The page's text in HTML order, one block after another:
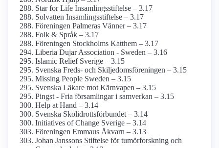
Star for Life Insamlings­stiftelse – 3.17
Solvatten Insamlingsstiftelse – 3.17
Föreningen Palmeras Vänner – 3.17
Folk & Språk – 3.17
Föreningen Stockholms Katthem – 3.17
Liberia Dujar Association - Sweden – 3.16
Islamic Relief Sverige – 3.15
Svenska Freds- och Skiljedoms­föreningen – 3.15
Missing People Sweden – 3.15
Svenska Läkare mot Kärnvapen – 3.15
Pingst - Fria församlingar i samverkan – 3.15
Help at Hand – 3.14
Svenska Skolidrotts­förbundet – 3.14
Initiatives of Change Sverige – 3.14
Föreningen Emmaus Åkvarn – 3.13
Johan Janssons Stiftelse för tumör­forskning och